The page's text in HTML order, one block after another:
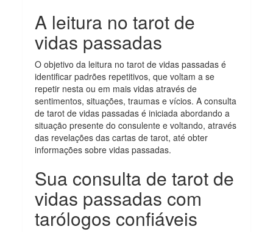
A leitura no tarot de
vidas passadas
O objetivo da leitura no tarot de vidas passadas é
identificar padrões repetitivos, que voltam a se
repetir nesta ou em mais vidas através de
sentimentos, situações, traumas e vícios. A consulta
de tarot de vidas passadas é iniciada abordando a
situação presente do consulente e voltando, através
das revelações das cartas de tarot, até obter
informações sobre vidas passadas.
Sua consulta de tarot de
vidas passadas com
tarólogos confiáveis